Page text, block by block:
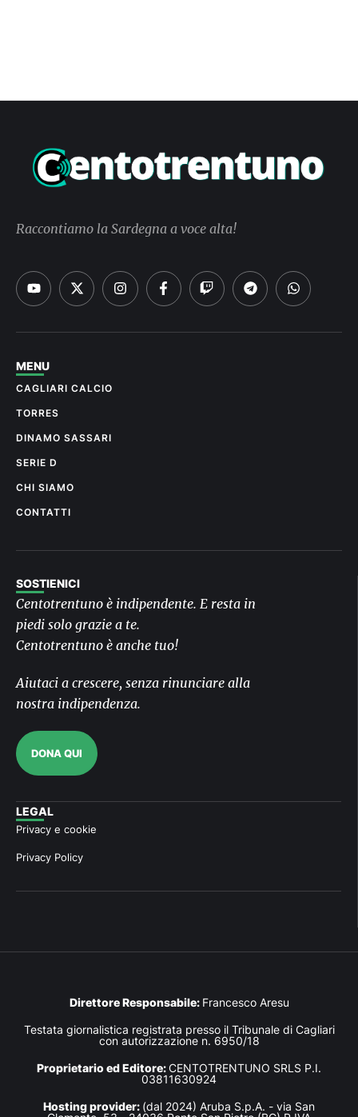
Raccontiamo la Sardegna a voce alta!
MENU
CAGLIARI CALCIO
TORRES
DINAMO SASSARI
SERIE D
CHI SIAMO
CONTATTI
SOSTIENICI
Centotrentuno è indipendente. E resta in
piedi solo grazie a te.
Centotrentuno è anche tuo!
Aiutaci a crescere, senza rinunciare alla
nostra indipendenza.
DONA QUI
LEGAL
Privacy e cookie
Privacy Policy
Direttore Responsabile: Francesco Aresu
Testata giornalistica registrata presso il Tribunale di Cagliari
con autorizzazione n. 6950/18
Proprietario ed Editore:CENTOTRENTUNO SRLS P.I.
03811630924
Hosting provider: (dal 2024) Aruba S.p.A. - via San